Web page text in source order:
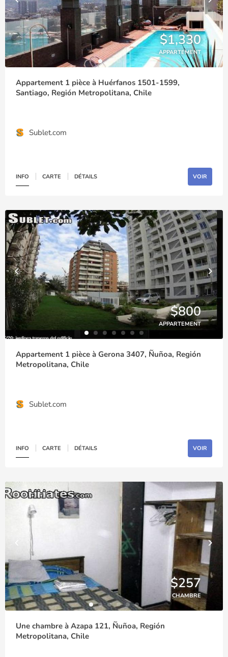
$1,330
APPARTEMENT
Appartement 1 pièce à Huérfanos 1501-1599,
Santiago, Región Metropolitana, Chile
Sublet.com
INFO CARTE DÉTAILS VOIR
$800
APPARTEMENT
Appartement 1 pièce à Gerona 3407, Ñuñoa, Región
Metropolitana, Chile
Sublet.com
INFO CARTE DÉTAILS VOIR
$257
CHAMBRE
Une chambre à Azapa 121, Ñuñoa, Región
Metropolitana, Chile